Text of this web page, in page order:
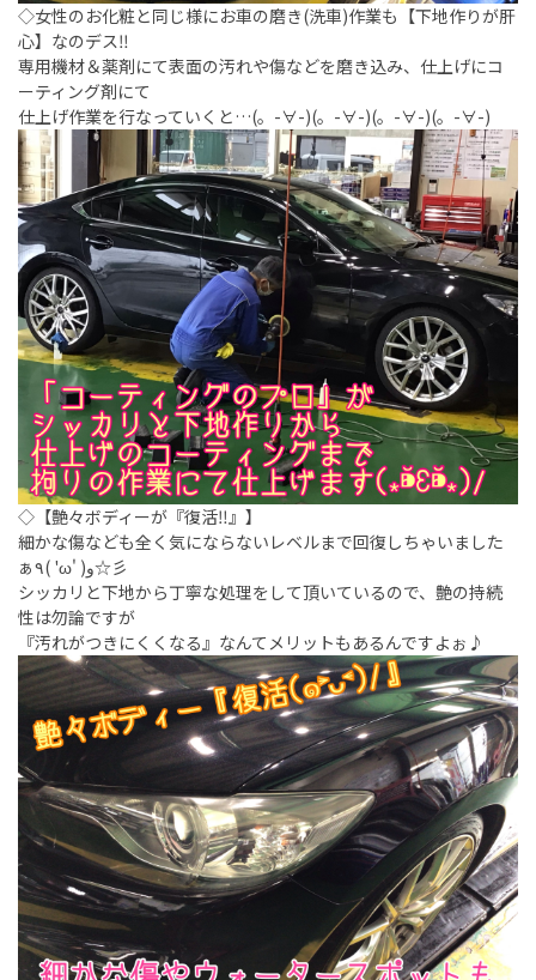
◇女性のお化粧と同じ様にお車の磨き(洗車)作業も【下地作りが肝
心】なのデス‼︎
専用機材＆薬剤にて表面の汚れや傷などを磨き込み、仕上げにコ
ーティング剤にて
仕上げ作業を行なっていくと…(。-∀-)(。-∀-)(。-∀-)(。-∀-)
◇【艶々ボディーが『復活‼︎』】
細かな傷なども全く気にならないレベルまで回復しちゃいました
ぁ٩( 'ω' )و☆彡
シッカリと下地から丁寧な処理をして頂いているので、艶の持続
性は勿論ですが
『汚れがつきにくくなる』なんてメリットもあるんですよぉ♪